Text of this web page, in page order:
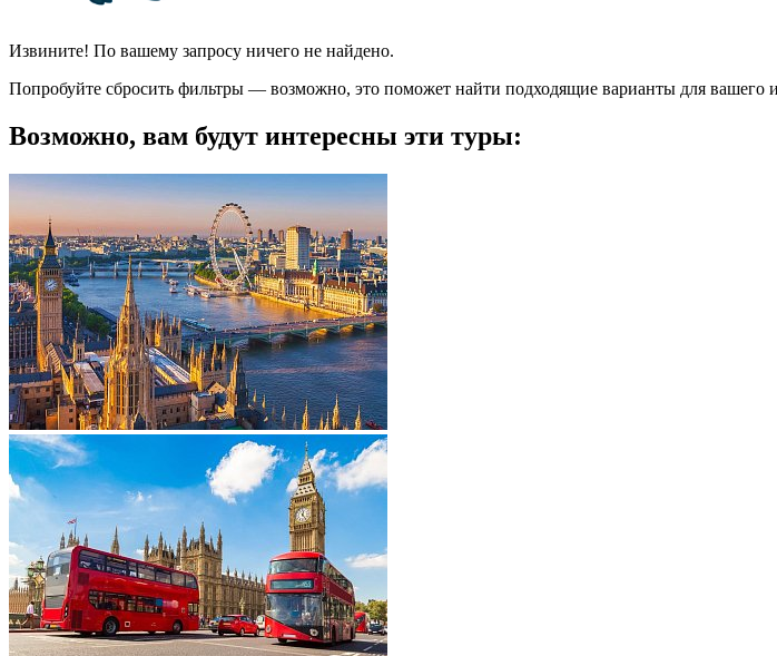
Извините! По вашему запросу ничего не найдено.
Попробуйте сбросить фильтры — возможно, это поможет найти подходящие варианты для вашего
Возможно, вам будут интересны эти туры: